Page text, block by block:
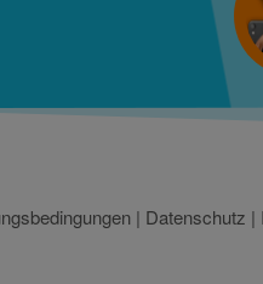
| Datenschutz |